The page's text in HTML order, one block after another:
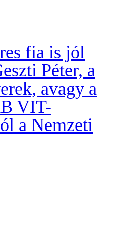
fia is jól
Péter, a
avagy a
VIT-
a Nemzeti